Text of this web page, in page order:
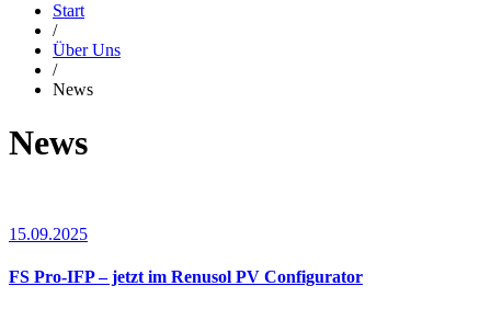
Start
/
Über Uns
/
News
News
15.09.2025
FS Pro-IFP – jetzt im Renusol PV Configurator